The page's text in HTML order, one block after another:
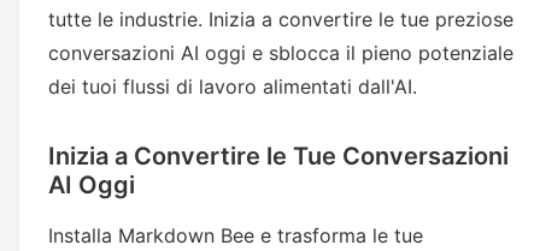
tutte le industrie. Inizia a convertire le tue preziose
conversazioni AI oggi e sblocca il pieno potenziale
dei tuoi flussi di lavoro alimentati dall'AI.
Inizia a Convertire le Tue Conversazioni
AI Oggi
Installa Markdown Bee e trasforma le tue